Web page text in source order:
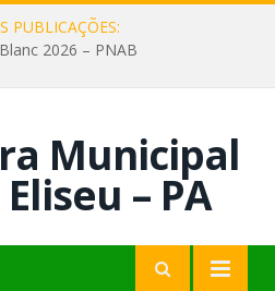
PUBLICAÇÕES:
2026 – PNAB